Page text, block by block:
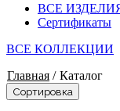
ВСЕ
Сертификаты
ВСЕ КОЛЛЕКЦИИ
Главная / Каталог
Сортировка